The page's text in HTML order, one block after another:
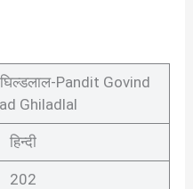
घिल्डलाल-Pandit Govind
Ghiladlal
हिन्दी
202